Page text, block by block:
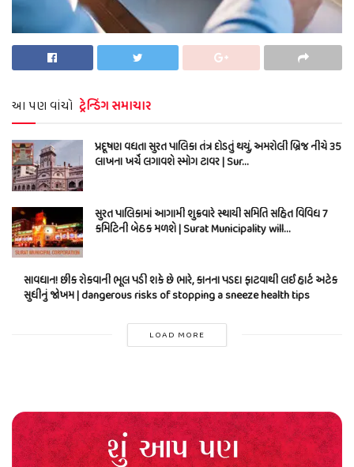
આ પણ વાંચો ટ્રેન્ડિંગ સમાચાર
પ્રદૂષણ વધતા સુરત પાલિકા તંત્ર દોડતું થયું, અમરોલી બ્રિજ નીચે 35
લાખના ખર્ચે લગાવશે સ્મોગ ટાવર | Sur…
સુરત પાલિકામાં આગામી શુક્રવારે સ્થાયી સમિતિ સહિત વિવિધ 7
કમિટિની બેઠક મળશે | Surat Municipality will…
સાવધાન! છીંક રોકવાની ભૂલ પડી શકે છે ભારે, કાનના પડદા ફાટવાથી લઈ હાર્ટ અટેક
સુધીનું જોખમ | dangerous risks of stopping a sneeze health tips
LOAD MORE